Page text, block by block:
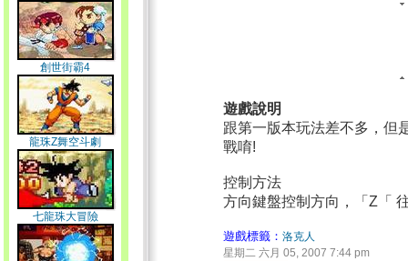
創世街霸4
龍珠Z舞空斗劇
七龍珠大冒險
遊戲說明
跟第一版本玩法差不多，但
戰唷!
控制方法
方向鍵盤控制方向，「Z「
遊戲標籤：洛克人
星期二 六月 05, 2007 7:44 pm